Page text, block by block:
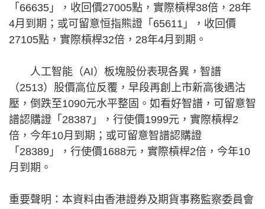
「66635」，收回價27005點，實際槓桿38倍，28年
4月到期；或可留意恒指熊證「65611」，收回價
27105點，實際槓桿32倍，28年4月到期。
人工智能（AI）板塊股份表現各異，智譜
（2513）股價高位反覆，早段再創上市新高後遇沽
壓，倒跌至1090元水平整固。如看好智譜，可留意智
譜認購證「28387」，行使價1999元，實際槓桿2
倍，今年10月到期；或可留意智譜認購證
「28389」，行使價1688元，實際槓桿2倍，今年10
月到期。
重要聲明：本資料由香港證券及期貨事務監察委員會